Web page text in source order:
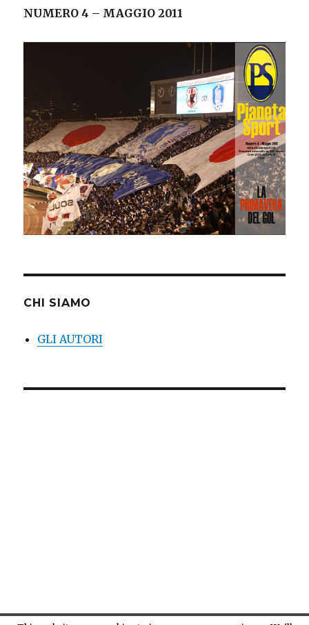
NUMERO 4 – MAGGIO 2011
CHI SIAMO
GLI AUTORI